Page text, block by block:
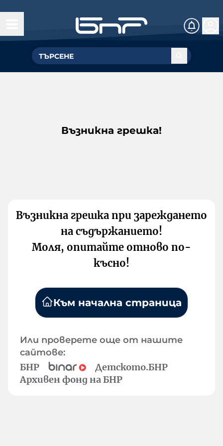
Възникна грешка!
Възникна грешка при зареждането
на съдържанието!
Моля, опитайте отново по-
късно!
Към начална страница
Или проверете още от нашите
сайтове:
БНР
Детското.БНР
Архивен фонд на БНР